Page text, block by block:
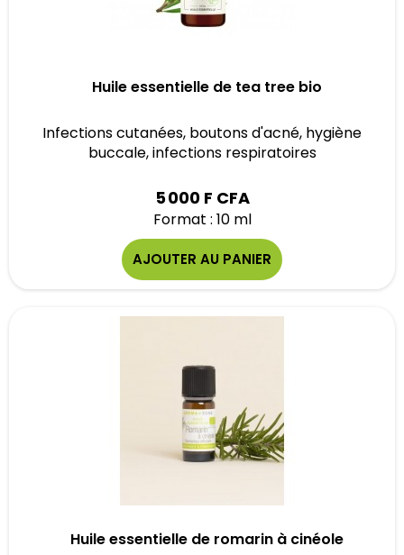
Huile essentielle de tea tree bio
Infections cutanées, boutons d'acné, hygiène
buccale, infections respiratoires
5 000 F CFA
Format : 10 ml
AJOUTER AU PANIER
Huile essentielle de romarin à cinéole